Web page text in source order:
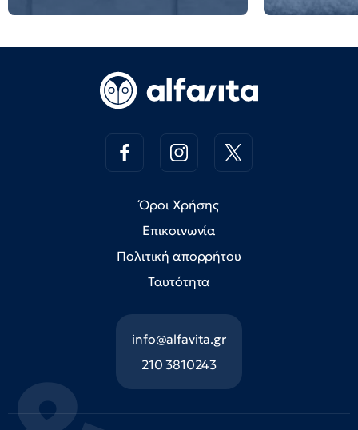
Όροι Χρήσης
Επικοινωνία
Πολιτική απορρήτου
Ταυτότητα
info@alfavita.gr
210 3810243